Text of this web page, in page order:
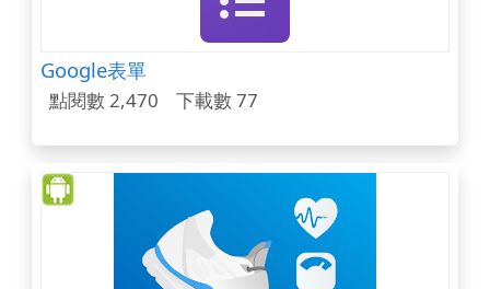
Google表單
點閱數 2,470 下載數 77